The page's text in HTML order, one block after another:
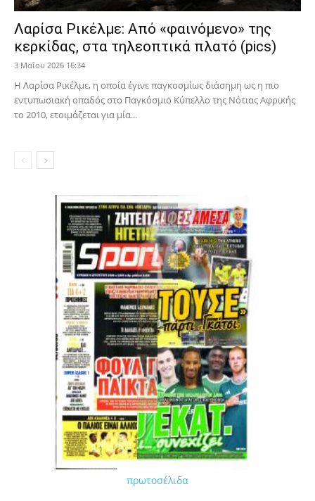
Λαρίσα Ρικέλμε: Από «φαινόμενο» της
κερκίδας, στα τηλεοπτικά πλατό (pics)
3 Μαΐου 2026 16:34
Η Λαρίσα Ρικέλμε, η οποία έγινε παγκοσμίως διάσημη ως η πιο
εντυπωσιακή οπαδός στο Παγκόσμιο Κύπελλο της Νότιας Αφρικής
το 2010, ετοιμάζεται για μία...
πρωτοσέλιδα